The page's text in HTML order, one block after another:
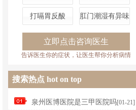
打嗝胃反酸 肛门潮湿有异味
立即点击咨询医生
告诉医生你的症状，让医生帮你分析病情
搜索热点 hot on top
泉州医博医院是三甲医院吗[01-21]